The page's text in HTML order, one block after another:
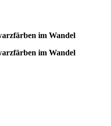
im Wandel
im Wandel